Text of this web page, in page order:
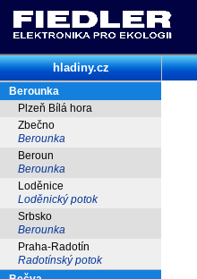
hladiny.cz
Berounka
Plzeň Bílá hora
Zbečno
Berounka
Beroun
Berounka
Loděnice
Loděnický potok
Srbsko
Berounka
Praha-Radotín
Radotínský potok